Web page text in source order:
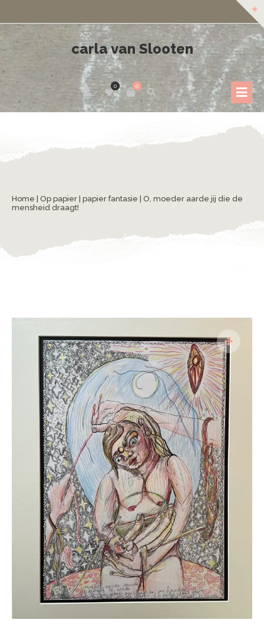
carla van Slooten
0
0
Home Op papier papier fantasie | O, moeder aarde jij die de
mensheid draagt!